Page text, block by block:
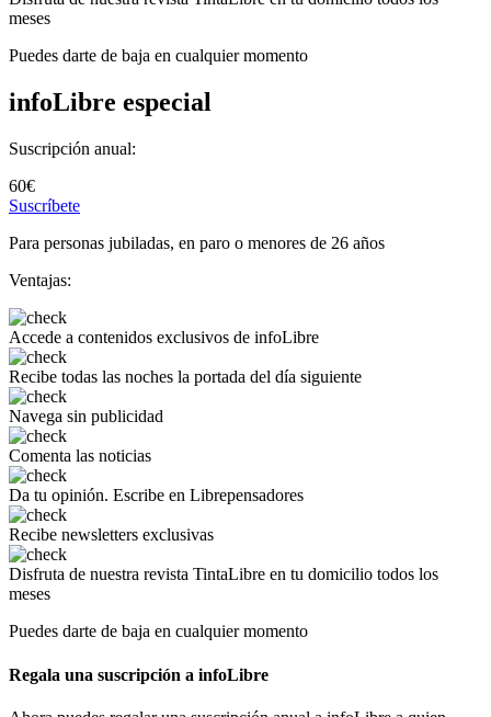
meses
Puedes darte de baja en cualquier momento
infoLibre especial
Suscripción anual:
60€
Suscríbete
Para personas jubiladas, en paro o menores de 26 años
Ventajas:
Accede a contenidos exclusivos de infoLibre
Recibe todas las noches la portada del día siguiente
Navega sin publicidad
Comenta las noticias
Da tu opinión. Escribe en Librepensadores
Recibe newsletters exclusivas
Disfruta de nuestra revista TintaLibre en tu domicilio todos los
meses
Puedes darte de baja en cualquier momento
Regala una suscripción a infoLibre